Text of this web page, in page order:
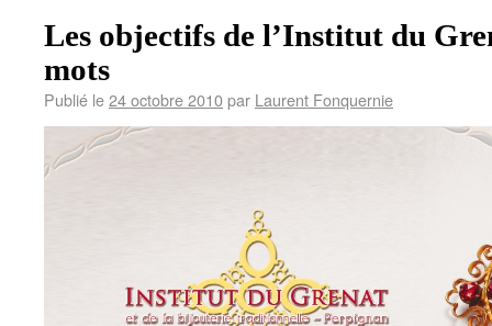
Les objectifs de l’Institut du
mots
Publié le24 octobre 2010par Laurent Fonquernie